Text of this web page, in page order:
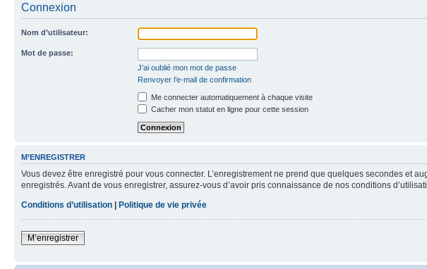
Connexion
Nom d’utilisateur:
Mot de passe:
J’ai oublié mon mot de passe
Renvoyer l’e-mail de confirmation
Me connecter automatiquement à chaque visite
Cacher mon statut en ligne pour cette session
M’ENREGISTRER
Vous devez être enregistré pour vous connecter. L’enregistrement ne prend que quelques secondes et
enregistrés. Avant de vous enregistrer, assurez-vous d’avoir pris connaissance de nos conditions
Conditions d’utilisation | Politique de vie privée
M’enregistrer